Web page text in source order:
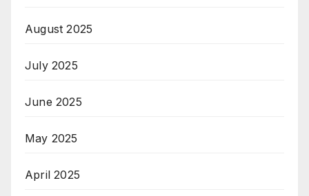
August 2025
July 2025
June 2025
May 2025
April 2025